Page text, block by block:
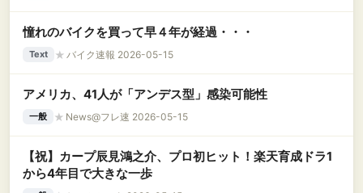
憧れのバイクを買って早４年が経過・・・
Text ★ バイク速報 2026-05-15
アメリカ、41人が「アンデス型」感染可能性
一般 ★ News@フレ速 2026-05-15
【祝】カープ辰見鴻之介、プロ初ヒット！楽天育成ドラ1
から4年目で大きな一歩